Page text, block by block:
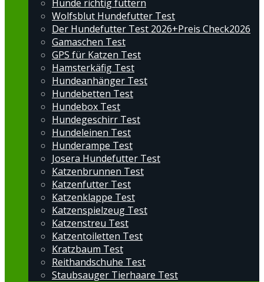
Hunde richtig füttern
Wolfsblut Hundefutter Test
Der Hundefutter Test 2026+Preis Check2026
Gamaschen Test
GPS für Katzen Test
Hamsterkäfig Test
Hundeanhänger Test
Hundebetten Test
Hundebox Test
Hundegeschirr Test
Hundeleinen Test
Hunderampe Test
Josera Hundefutter Test
Katzenbrunnen Test
Katzenfutter Test
Katzenklappe Test
Katzenspielzeug Test
Katzenstreu Test
Katzentoiletten Test
Kratzbaum Test
Reithandschuhe Test
Staubsauger Tierhaare Test